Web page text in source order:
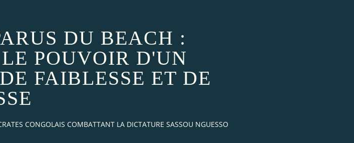
DU BEACH :
POUVOIR D'UN
FAIBLESSE ET DE
CONGOLAIS COMBATTANT LA DICTATURE SASSOU NGUESSO